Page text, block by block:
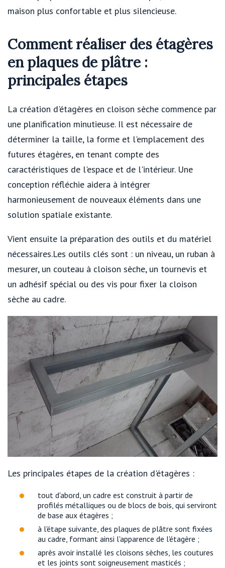
maison plus confortable et plus silencieuse.
Comment réaliser des étagères
en plaques de plâtre :
principales étapes
La création d'étagères en cloison sèche commence par
une planification minutieuse. Il est nécessaire de
déterminer la taille, la forme et l'emplacement des
futures étagères, en tenant compte des
caractéristiques de l'espace et de l'intérieur. Une
conception réfléchie aidera à intégrer
harmonieusement de nouveaux éléments dans une
solution spatiale existante.
Vient ensuite la préparation des outils et du matériel
nécessaires.Les outils clés sont : un niveau, un ruban à
mesurer, un couteau à cloison sèche, un tournevis et
un adhésif spécial ou des vis pour fixer la cloison
sèche au cadre.
Les principales étapes de la création d'étagères :
tout d'abord, un cadre est construit à partir de
profilés métalliques ou de blocs de bois, qui serviront
de base aux étagères ;
à l'étape suivante, des plaques de plâtre sont fixées
au cadre, formant ainsi l'apparence de l'étagère ;
après avoir installé les cloisons sèches, les coutures
et les joints sont soigneusement masticés ;